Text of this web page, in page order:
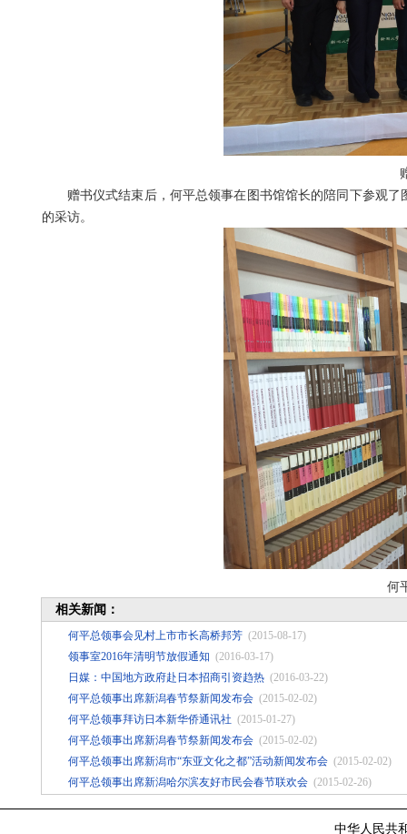
赠
赠书仪式结束后，何平总领事在图书馆馆长的陪同下参观了
的采访。
何平
相关新闻：
何平总领事会见村上市市长高桥邦芳 (2015-08-17)
领事室2016年清明节放假通知 (2016-03-17)
日媒：中国地方政府赴日本招商引资趋热 (2016-03-22)
何平总领事出席新潟春节祭新闻发布会 (2015-02-02)
何平总领事拜访日本新华侨通讯社 (2015-01-27)
何平总领事出席新潟春节祭新闻发布会 (2015-02-02)
何平总领事出席新潟市“东亚文化之都”活动新闻发布会 (2015-02-02)
何平总领事出席新潟哈尔滨友好市民会春节联欢会 (2015-02-26)
中华人民共